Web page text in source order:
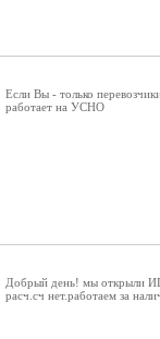
Если Вы - только
работает на УСНО
Добрый день! мы открыли
расч.сч нет.работаем за